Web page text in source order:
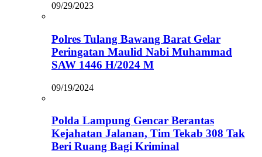
09/29/2023
Polres Tulang Bawang Barat Gelar
Peringatan Maulid Nabi Muhammad
SAW 1446 H/2024 M
09/19/2024
Polda Lampung Gencar Berantas
Kejahatan Jalanan, Tim Tekab 308 Tak
Beri Ruang Bagi Kriminal